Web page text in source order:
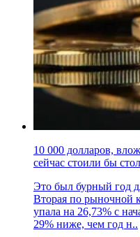
10 000 долларов,
сейчас стоили бы
Это был бурный год
Вторая по рыночной
упала на 26,73% с
29% ниже, чем год н..